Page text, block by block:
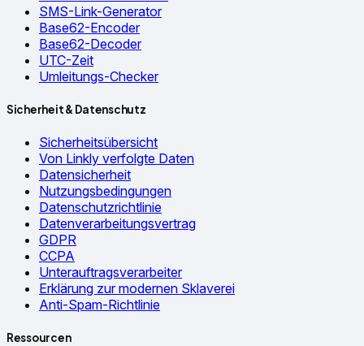
SMS-Link-Generator
Base62-Encoder
Base62-Decoder
UTC-Zeit
Umleitungs-Checker
Sicherheit & Datenschutz
Sicherheitsübersicht
Von Linkly verfolgte Daten
Datensicherheit
Nutzungsbedingungen
Datenschutzrichtlinie
Datenverarbeitungsvertrag
GDPR
CCPA
Unterauftragsverarbeiter
Erklärung zur modernen Sklaverei
Anti-Spam-Richtlinie
Ressourcen